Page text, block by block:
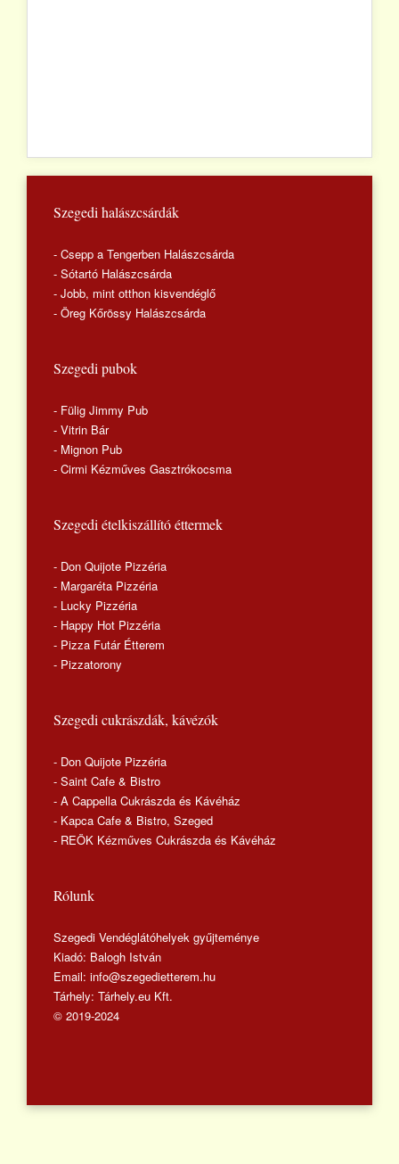
Szegedi halászcsárdák
- Csepp a Tengerben Halászcsárda
- Sótartó Halászcsárda
- Jobb, mint otthon kisvendéglő
- Öreg Kőrössy Halászcsárda
Szegedi pubok
- Fülig Jimmy Pub
- Vitrin Bár
- Mignon Pub
- Cirmi Kézműves Gasztrókocsma
Szegedi ételkiszállító éttermek
- Don Quijote Pizzéria
- Margaréta Pizzéria
- Lucky Pizzéria
- Happy Hot Pizzéria
- Pizza Futár Étterem
- Pizzatorony
Szegedi cukrászdák, kávézók
- Don Quijote Pizzéria
- Saint Cafe & Bistro
- A Cappella Cukrászda és Kávéház
- Kapca Cafe & Bistro, Szeged
- REÖK Kézműves Cukrászda és Kávéház
Rólunk
Szegedi Vendéglátóhelyek gyűjteménye
Kiadó: Balogh István
Email: info@szegedietterem.hu
Tárhely: Tárhely.eu Kft.
© 2019-2024